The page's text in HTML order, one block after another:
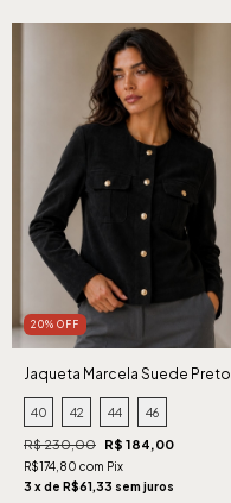
20% OFF
Jaqueta Marcela Suede Preto
40 42 44 46
R$ 230,00 R$ 184,00
R$174,80 com Pix
3 x de R$61,33 sem juros